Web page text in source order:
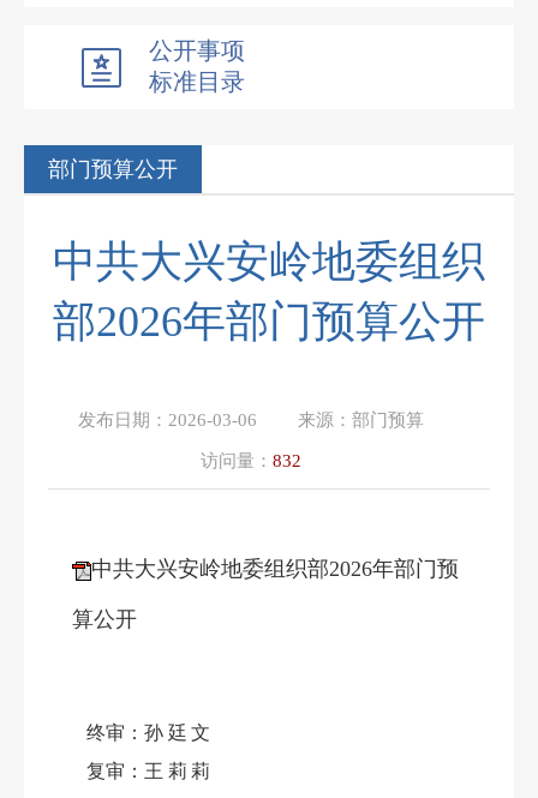
公开事项
标准目录
部门预算公开
中共大兴安岭地委组织
部2026年部门预算公开
发布日期： 2026-03-06 来源： 部门预算
访问量： 832
中共大兴安岭地委组织部2026年部门预
算公开
终审： 孙廷文
复审： 王莉莉